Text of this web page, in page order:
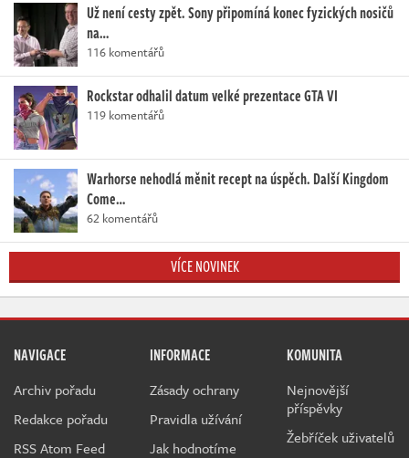
Už není cesty zpět. Sony připomíná konec fyzických nosičů
na…
116 komentářů
Rockstar odhalil datum velké prezentace GTA VI
119 komentářů
Warhorse nehodlá měnit recept na úspěch. Další Kingdom
Come…
62 komentářů
VÍCE NOVINEK
NAVIGACE
Archiv pořadu
Redakce pořadu
RSS Atom Feed
INFORMACE
Zásady ochrany
Pravidla užívání
Jak hodnotíme
KOMUNITA
Nejnovější
příspěvky
Žebříček uživatelů